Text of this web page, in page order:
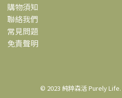
購物須知
聯絡我們
常見問題
免責聲明
© 2023 純粹森活 Purely Life.